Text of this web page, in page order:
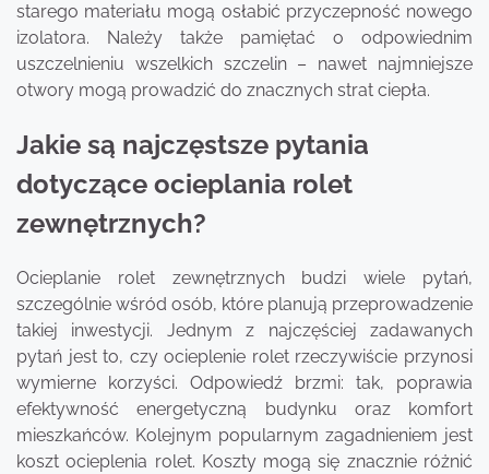
starego materiału mogą osłabić przyczepność nowego
izolatora. Należy także pamiętać o odpowiednim
uszczelnieniu wszelkich szczelin – nawet najmniejsze
otwory mogą prowadzić do znacznych strat ciepła.
Jakie są najczęstsze pytania
dotyczące ocieplania rolet
zewnętrznych?
Ocieplanie rolet zewnętrznych budzi wiele pytań,
szczególnie wśród osób, które planują przeprowadzenie
takiej inwestycji. Jednym z najczęściej zadawanych
pytań jest to, czy ocieplenie rolet rzeczywiście przynosi
wymierne korzyści. Odpowiedź brzmi: tak, poprawia
efektywność energetyczną budynku oraz komfort
mieszkańców. Kolejnym popularnym zagadnieniem jest
koszt ocieplenia rolet. Koszty mogą się znacznie różnić